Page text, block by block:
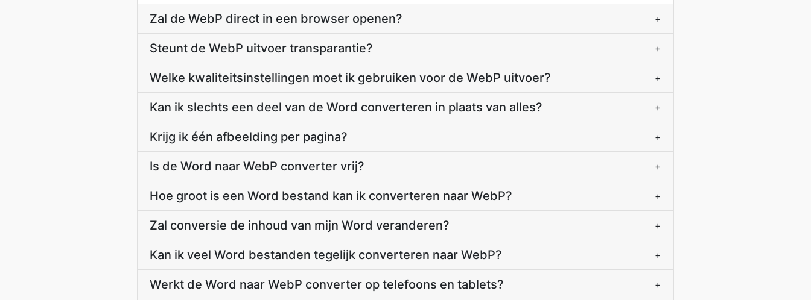
Zal de WebP direct in een browser openen? +
Steunt de WebP uitvoer transparantie? +
Welke kwaliteitsinstellingen moet ik gebruiken voor de WebP uitvoer? +
Kan ik slechts een deel van de Word converteren in plaats van alles? +
Krijg ik één afbeelding per pagina? +
Is de Word naar WebP converter vrij? +
Hoe groot is een Word bestand kan ik converteren naar WebP? +
Zal conversie de inhoud van mijn Word veranderen? +
Kan ik veel Word bestanden tegelijk converteren naar WebP? +
Werkt de Word naar WebP converter op telefoons en tablets? +